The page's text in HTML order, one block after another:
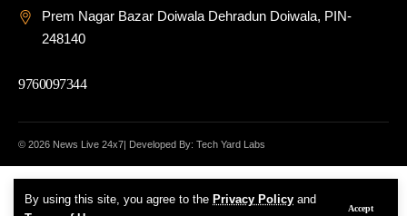
By using this site, you agree to the Privacy Policy and
Accept
Prem Nagar Bazar Doiwala Dehradun Doiwala, PIN-
248140
9760097344
© 2026 News Live 24x7| Developed By: Tech Yard Labs